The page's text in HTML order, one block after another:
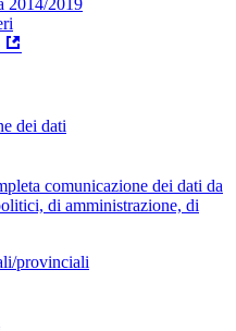
dei dati
comunicazione dei dati da
di amministrazione, di
provinciali